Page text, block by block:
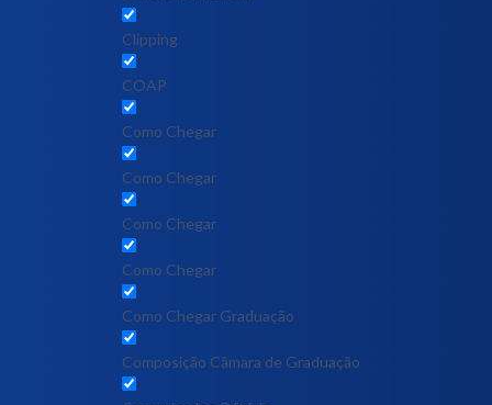
Clipping
COAP
Como Chegar
Como Chegar
Como Chegar
Como Chegar
Como Chegar Graduação
Composição Câmara de Graduação